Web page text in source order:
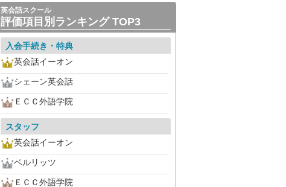
英会話スクール
評価項目別ランキング TOP3
入会手続き・特典
英会話イーオン
シェーン英会話
ＥＣＣ外語学院
スタッフ
英会話イーオン
ベルリッツ
ＥＣＣ外語学院